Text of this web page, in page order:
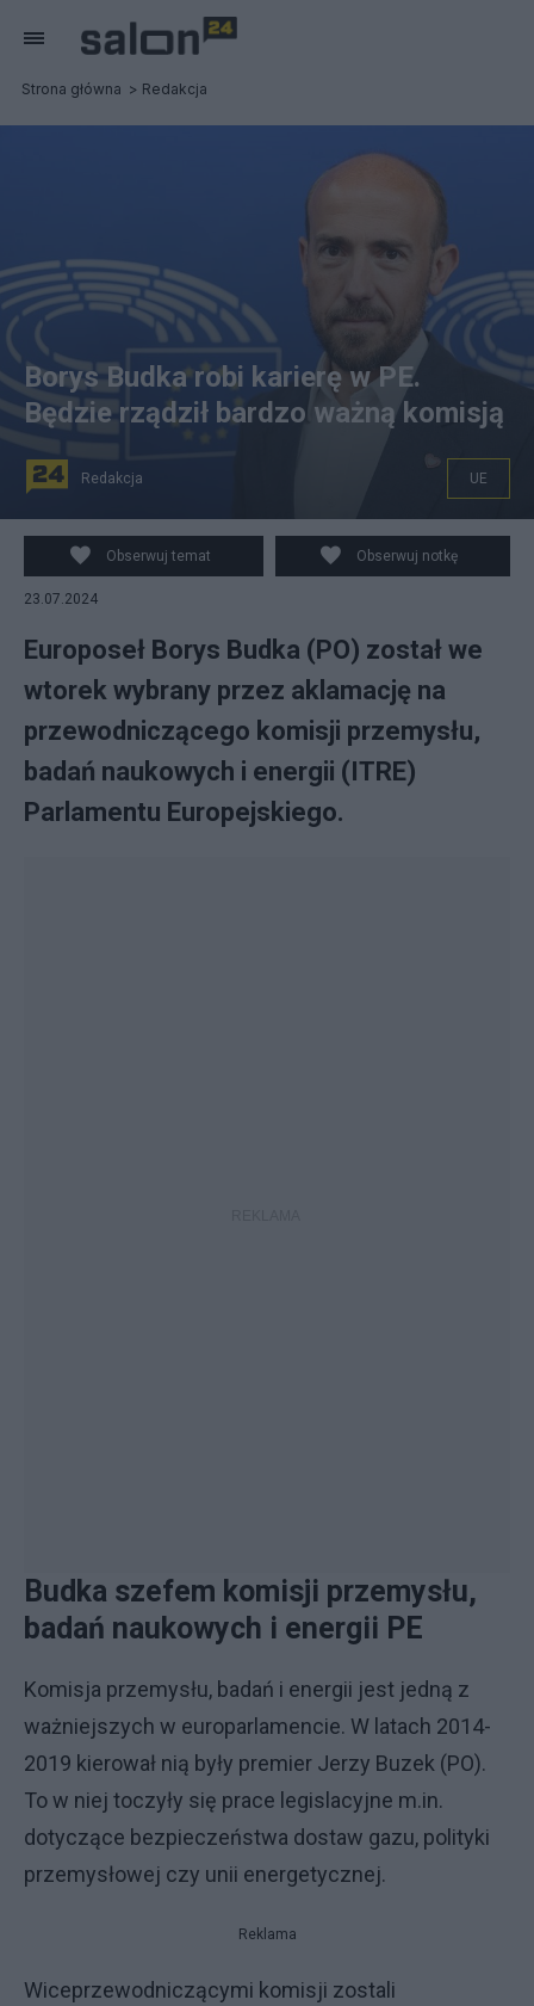
Strona główna Redakcja
Europoseł Borys Budka. Fot. PAP/Leszek Szymański
Borys Budka robi karierę w PE.
Będzie rządził bardzo ważną komisją
Redakcja UE
Obserwuj temat Obserwuj notkę
23.07.2024
Europoseł Borys Budka (PO) został we
wtorek wybrany przez aklamację na
przewodniczącego komisji przemysłu,
badań naukowych i energii (ITRE)
Parlamentu Europejskiego.
Budka szefem komisji przemysłu,
badań naukowych i energii PE
Komisja przemysłu, badań i energii jest jedną z
ważniejszych w europarlamencie. W latach 2014-
2019 kierował nią były premier Jerzy Buzek (PO).
To w niej toczyły się prace legislacyjne m.in.
dotyczące bezpieczeństwa dostaw gazu, polityki
przemysłowej czy unii energetycznej.
Reklama
Wiceprzewodniczącymi komisji zostali